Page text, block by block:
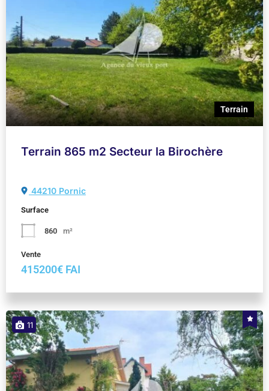
Terrain
Terrain 865 m2 Secteur la Birochère
44210 Pornic
Surface
860 m²
Vente
415200€ FAI
11